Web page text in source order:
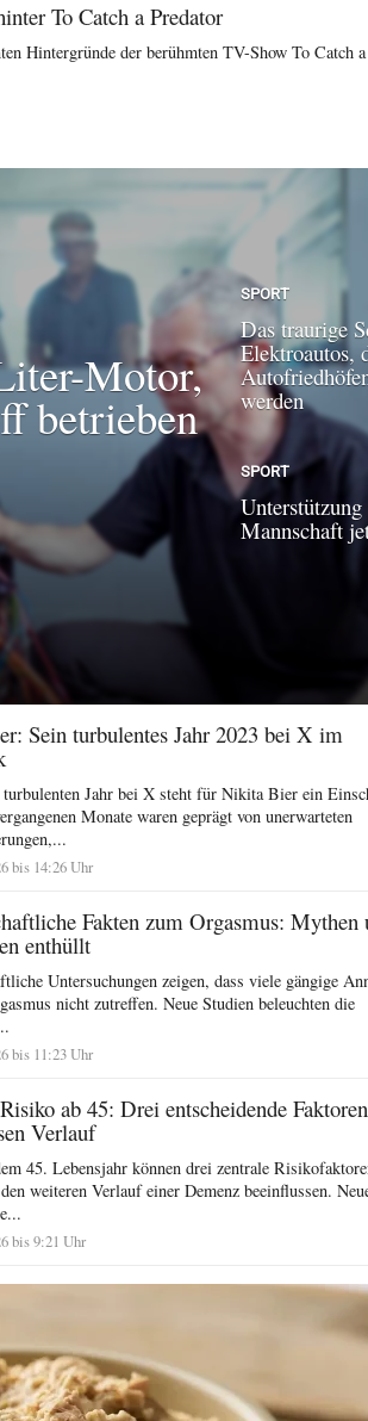
To Catch a Predator
Hintergründe der berühmten TV-Show To Catch
Motor,
betrieben
SPORT
Das traurige
Elektroautos,
werden
SPORT
Mannschaft
Sein turbulentes Jahr 2023 bei X im
turbulenten Jahr bei X steht für Nikita Bier ein
Monate waren geprägt von unerwarteten
bis 14:26 Uhr
Fakten zum Orgasmus: Mythen
enthüllt
Untersuchungen zeigen, dass viele gängige
nicht zutreffen. Neue Studien beleuchten die
bis 11:23 Uhr
ab 45: Drei entscheidende Faktoren
Verlauf
45. Lebensjahr können drei zentrale
weiteren Verlauf einer Demenz beeinflussen.
bis 9:21 Uhr